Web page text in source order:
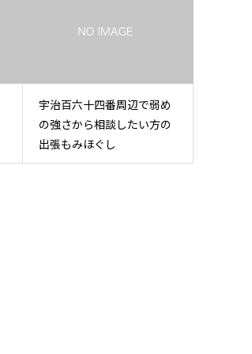
宇治百六十四番周辺で弱め
の強さから相談したい方の
出張もみほぐし